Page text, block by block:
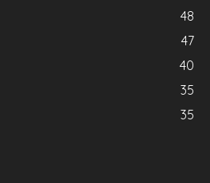
48
47
40
35
35